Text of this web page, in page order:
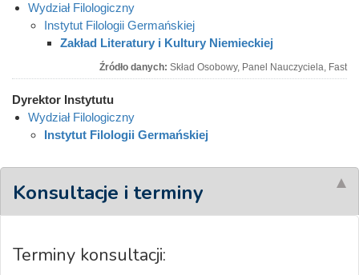
Wydział Filologiczny
Instytut Filologii Germańskiej
Zakład Literatury i Kultury Niemieckiej
Źródło danych: Skład Osobowy, Panel Nauczyciela, Fast
Dyrektor Instytutu
Wydział Filologiczny
Instytut Filologii Germańskiej
Konsultacje i terminy
Terminy konsultacji: